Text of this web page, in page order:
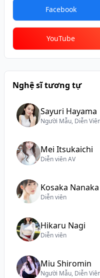
Facebook
YouTube
Nghệ sĩ tương tự
Sayuri Hayama
Người Mẫu, Diễn
Mei Itsukaichi
Diễn viên AV
Kosaka Nanaka
Diễn viên
Hikaru Nagi
Diễn viên
Miu Shiromin
Người Mẫu, Diễn